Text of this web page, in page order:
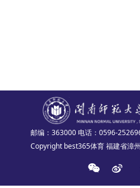
邮编：363000 电话：0596-
Copyright best365体育 福建省漳